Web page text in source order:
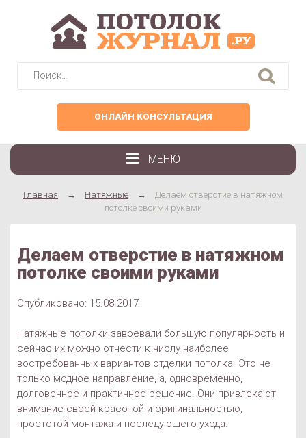
Найти:
ОНЛАЙН КОНСУЛЬТАЦИЯ
МЕНЮ
Главная → Натяжные →
Делаем отверстие в натяжном
потолке своими руками
Делаем отверстие в натяжном
потолке своими руками
Опубликовано: 15.08.2017
Натяжные потолки завоевали большую популярность и
сейчас их можно отнести к числу наиболее
востребованных вариантов отделки потолка. Это не
только модное направление, а, одновременно,
долговечное и практичное решение. Они привлекают
внимание своей красотой и оригинальностью,
простотой монтажа и последующего ухода.